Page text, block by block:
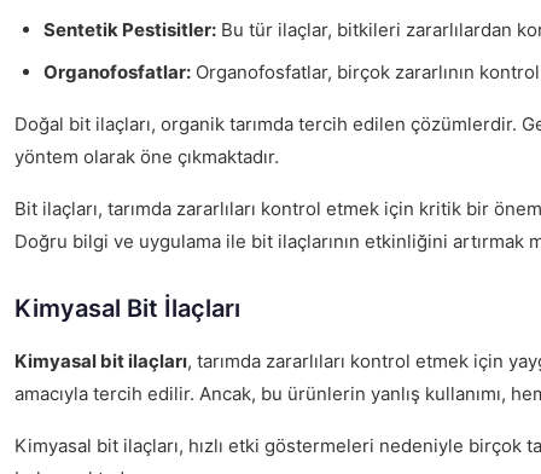
Sentetik Pestisitler: Bu tür ilaçlar, bitkileri zararlılardan
Organofosfatlar: Organofosfatlar, birçok zararlının
Doğal bit ilaçları, organik tarımda tercih edilen çözümlerdir.
yöntem olarak öne çıkmaktadır.
Bit ilaçları, tarımda zararlıları kontrol etmek için kritik bir
Doğru bilgi ve uygulama ile bit ilaçlarının etkinliğini artırmak
Kimyasal Bit İlaçları
Kimyasal bit ilaçları, tarımda zararlıları kontrol etmek için
amacıyla tercih edilir. Ancak, bu ürünlerin yanlış kullanımı,
Kimyasal bit ilaçları, hızlı etki göstermeleri nedeniyle birçok